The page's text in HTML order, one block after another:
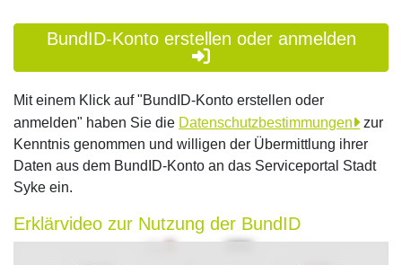
BundID-Konto erstellen oder anmelden
Mit einem Klick auf "BundID-Konto erstellen oder
anmelden" haben Sie die Datenschutzbestimmungen
zur
Kenntnis genommen und willigen der Übermittlung ihrer
Daten aus dem BundID-Konto an das Serviceportal Stadt
Syke ein.
Erklärvideo zur Nutzung der BundID